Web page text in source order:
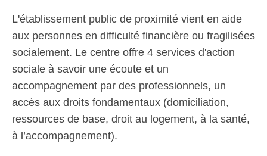
L'établissement public de proximité vient en aide
aux personnes en difficulté financière ou fragilisées
socialement. Le centre offre 4 services d'action
sociale à savoir une écoute et un
accompagnement par des professionnels, un
accès aux droits fondamentaux (domiciliation,
ressources de base, droit au logement, à la santé,
à l’accompagnement).